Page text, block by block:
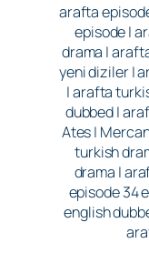
arafta
episode |
drama |
yeni diziler |
| arafta
dubbed |
Ates |
turkish
drama |
episode 34
english